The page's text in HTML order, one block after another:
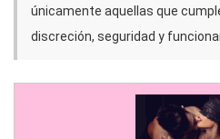
únicamente aquellas que
discreción, seguridad y